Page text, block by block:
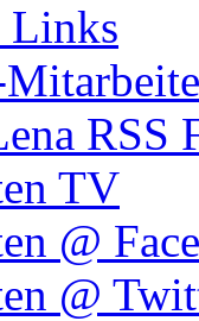
Links
RSS
TV
@
@